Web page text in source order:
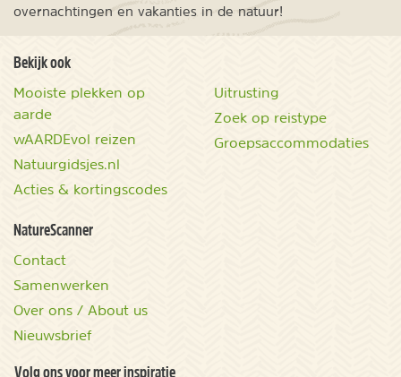
overnachtingen en vakanties in de natuur!
Bekijk ook
Mooiste plekken op
aarde
wAARDEvol reizen
Natuurgidsjes.nl
Acties & kortingscodes
Uitrusting
Zoek op reistype
Groepsaccommodaties
NatureScanner
Contact
Samenwerken
Over ons / About us
Nieuwsbrief
Volg ons voor meer inspiratie